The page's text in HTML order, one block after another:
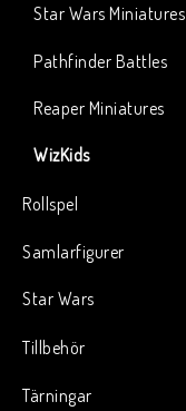
Star Wars Miniatures
Pathfinder Battles
Reaper Miniatures
WizKids
Rollspel
Samlarfigurer
Star Wars
Tillbehör
Tärningar